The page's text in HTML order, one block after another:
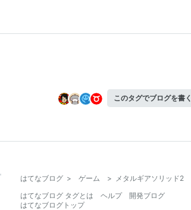
このタグでブログを書く
はてなブログ > ゲーム > メタルギアソリッド2
はてなブログ タグとは
ヘルプ
開発ブログ
はてなブログトップ